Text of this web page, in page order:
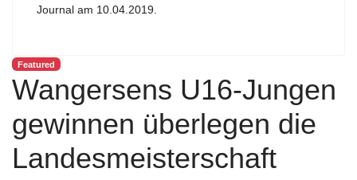
Journal am 10.04.2019.
Featured
Wangersens U16-Jungen
gewinnen überlegen die
Landesmeisterschaft